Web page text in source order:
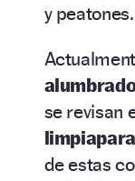
y peatones.
se revisan
de estas